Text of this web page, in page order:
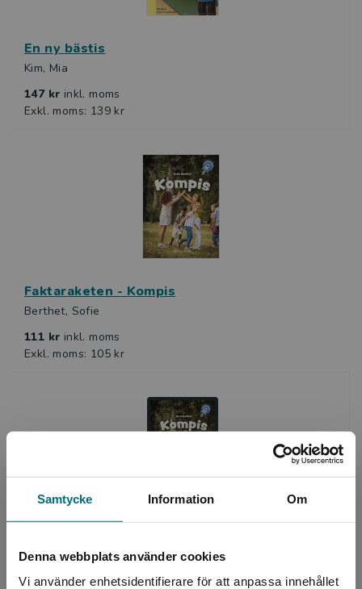
Samtycke Information Om
Denna webbplats använder cookies
Vi använder enhetsidentifierare för att anpassa innehållet
En ny bästis
Kim, Mia
147 kr inkl. moms
Exkl. moms: 139 kr
Faktaraketen - Kompis
Berthet, Sofie
111 kr inkl. moms
Exkl. moms: 105 kr